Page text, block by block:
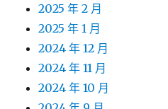
2025 年 2 月
2025 年 1 月
2024 年 12 月
2024 年 11 月
2024 年 10 月